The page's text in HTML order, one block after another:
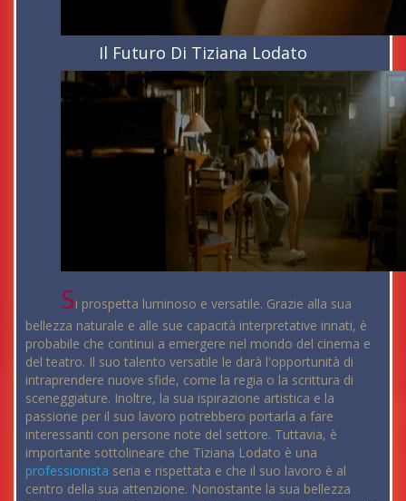
Il Futuro Di Tiziana Lodato
Si prospetta luminoso e versatile. Grazie alla sua
bellezza naturale e alle sue capacità interpretative innati, è
probabile che continui a emergere nel mondo del cinema e
del teatro. Il suo talento versatile le darà l'opportunità di
intraprendere nuove sfide, come la regia o la scrittura di
sceneggiature. Inoltre, la sua ispirazione artistica e la
passione per il suo lavoro potrebbero portarla a fare
interessanti con persone note del settore. Tuttavia, è
importante sottolineare che Tiziana Lodato è una
professionista seria e rispettata e che il suo lavoro è al
centro della sua attenzione. Nonostante la sua bellezza